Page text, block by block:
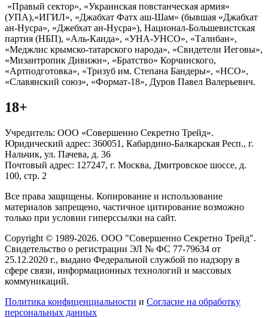
«Правый сектор», «Украинская повстанческая армия»
(УПА),«ИГИЛ», «Джабхат Фатх аш-Шам» (бывшая «Джабхат
ан-Нусра», «Джебхат ан-Нусра»), Национал-Большевистская
партия (НБП), «Аль-Каида», «УНА-УНСО», «Талибан»,
«Меджлис крымско-татарского народа», «Свидетели Иеговы»,
«Мизантропик Дивижн», «Братство» Корчинского,
«Артподготовка», «Тризуб им. Степана Бандеры», «НСО»,
«Славянский союз», «Формат-18», Дуров Павел Валерьевич.
18+
Учредитель: ООО «Совершенно Секретно Трейд».
Юридический адрес: 360051, Кабардино-Балкарская Респ., г.
Нальчик, ул. Пачева, д. 36
Почтовый адрес: 127247, г. Москва, Дмитровское шоссе, д.
100, стр. 2
Все права защищены. Копирование и использование
материалов запрещено, частичное цитирование возможно
только при условии гиперссылки на сайт.
Copyright © 1989-2026. ООО "Совершенно Секретно Трейд".
Свидетельство о регистрации ЭЛ № ФС 77-79634 от
25.12.2020 г., выдано Федеральной службой по надзору в
сфере связи, информационных технологий и массовых
коммуникаций.
Политика конфиценциальности и Согласие на обработку
персональных данных